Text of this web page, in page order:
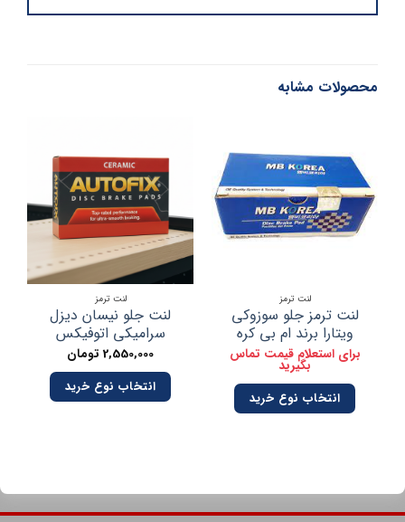
محصولات مشابه
لنت ترمز
لنت ترمز جلو سوزوکی
ویتارا برند ام بی کره
برای استعلام قیمت تماس
بگیرید
انتخاب نوع خرید
لنت ترمز
لنت جلو نیسان دیزل
سرامیکی اتوفیکس
2,550,000 تومان
انتخاب نوع خرید